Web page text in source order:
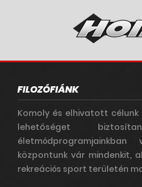
FILOZÓFIÁNK
Komoly és elhivatott célunk
lehetőséget
központunk vár mindenkit,
rekreációs sport területén